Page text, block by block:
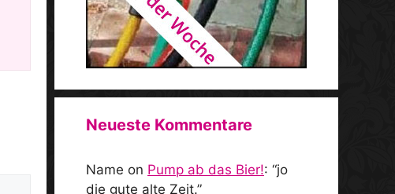
Neueste Kommentare
Name on Pump ab das Bier!: “jo
die gute alte Zeit.”